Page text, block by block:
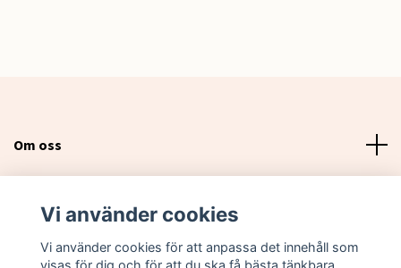
Om oss
Sociala medier
Vi använder cookies
Vi använder cookies för att anpassa det innehåll som
visas för dig och för att du ska få bästa tänkbara